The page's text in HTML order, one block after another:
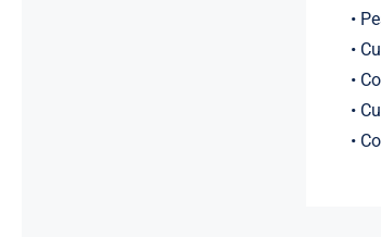
•
•
•
•
•